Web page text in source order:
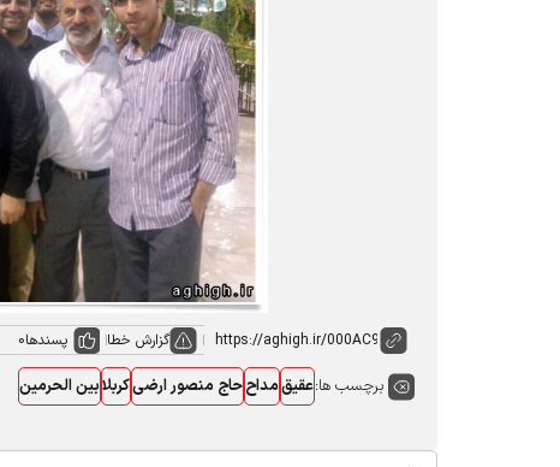
گزارش خطا پسندها0
برچسب ها:عقیقمداححاج منصور ارضیکربلابین الحرمین